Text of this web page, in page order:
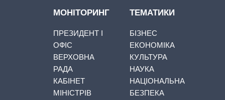
МОНІТОРИНГ
ПРЕЗИДЕНТ І
ОФІС
ВЕРХОВНА
РАДА
КАБІНЕТ
МІНІСТРІВ
ТЕМАТИКИ
БІЗНЕС
ЕКОНОМІКА
КУЛЬТУРА
НАУКА
НАЦІОНАЛЬНА
БЕЗПЕКА